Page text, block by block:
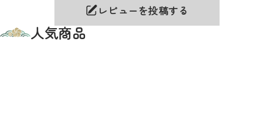
レビューを投稿する
人気商品